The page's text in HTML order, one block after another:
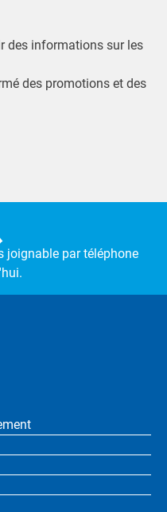
des informations sur les
des promotions et des
joignable par téléphone